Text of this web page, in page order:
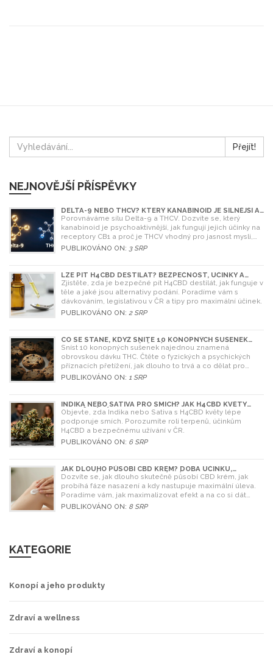
Přejít!
NEJNOVĚJŠÍ PŘÍSPĚVKY
DELTA-9 NEBO THCV? KTERÝ KANABINOID JE SILNĚJŠÍ A
CO SI VYBRAT
Porovnáváme sílu Delta-9 a THCV. Dozvíte se, který
kanabinoid je psychoaktivnější, jak fungují jejich účinky na
receptory CB1 a proč je THCV vhodný pro jasnost mysli,
zatímco Delta-9 pro relaxaci.
PUBLIKOVÁNO ON: 3 SRP
LZE PÍT H4CBD DESTILÁT? BEZPEČNOST, ÚČINKY A
LEGISLATIVA V ROCE 2026
Zjistěte, zda je bezpečné pít H4CBD destilát, jak funguje v
těle a jaké jsou alternativy podání. Poradíme vám s
dávkováním, legislativou v ČR a tipy pro maximální účinek.
PUBLIKOVÁNO ON: 2 SRP
CO SE STANE, KDYŽ SNÍTE 10 KONOPNÝCH SUŠENEK
NAJEDNOU? RIZIKA A ŘEŠENÍ
Sníst 10 konopných sušenek najednou znamená
obrovskou dávku THC. Čtěte o fyzických a psychických
příznacích přetížení, jak dlouho to trvá a co dělat pro
úlevu.
PUBLIKOVÁNO ON: 1 SRP
INDIKA NEBO SATIVA PRO SMÍCH? JAK H4CBD KVĚTY
OVLIVŇUJÍ NÁLADU
Objevte, zda Indika nebo Sativa s H4CBD květy lépe
podporuje smích. Porozumíte roli terpenů, účinkům
H4CBD a bezpečnému užívání v ČR.
PUBLIKOVÁNO ON: 6 SRP
JAK DLOUHO PŮSOBÍ CBD KRÉM? DOBA ÚČINKU,
NASAZENÍ A TIPY PRO MAXIMÁLNÍ EFEKT
Dozvíte se, jak dlouho skutečně působí CBD krém, jak
probíhá fáze nasazení a kdy nastupuje maximální úleva.
Poradíme vám, jak maximalizovat efekt a na co si dát
pozor.
PUBLIKOVÁNO ON: 8 SRP
KATEGORIE
Konopí a jeho produkty
Zdraví a wellness
Zdraví a konopí